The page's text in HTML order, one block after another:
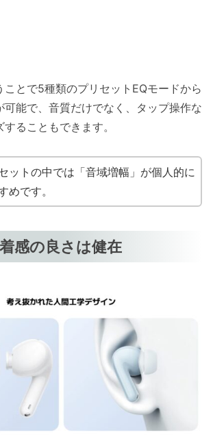
ことで5種類のプリセットEQモードから
可能で、音質だけでなく、タップ操作な
ることもできます。
ットの中では「音域増幅」が個人的に
めです。
感の良さは健在